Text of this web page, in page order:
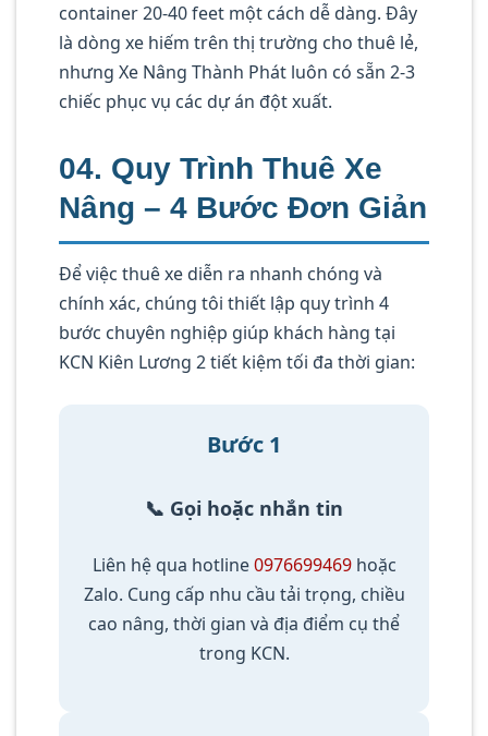
container 20-40 feet một cách dễ dàng. Đây
là dòng xe hiếm trên thị trường cho thuê lẻ,
nhưng Xe Nâng Thành Phát luôn có sẵn 2-3
chiếc phục vụ các dự án đột xuất.
04. Quy Trình Thuê Xe
Nâng – 4 Bước Đơn Giản
Để việc thuê xe diễn ra nhanh chóng và
chính xác, chúng tôi thiết lập quy trình 4
bước chuyên nghiệp giúp khách hàng tại
KCN Kiên Lương 2 tiết kiệm tối đa thời gian:
Bước 1
📞 Gọi hoặc nhắn tin
Liên hệ qua hotline0976699469hoặc
Zalo. Cung cấp nhu cầu tải trọng, chiều
cao nâng, thời gian và địa điểm cụ thể
trong KCN.